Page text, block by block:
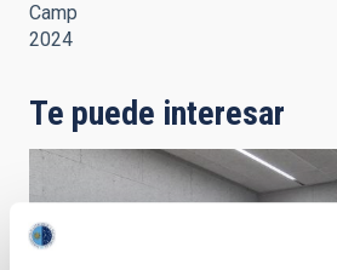
Camp
2024
Te puede interesar